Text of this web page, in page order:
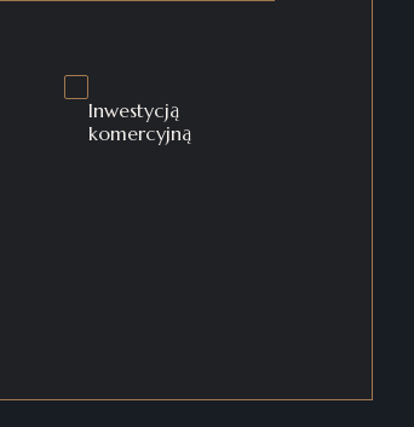
Inwestycją
komercyjną